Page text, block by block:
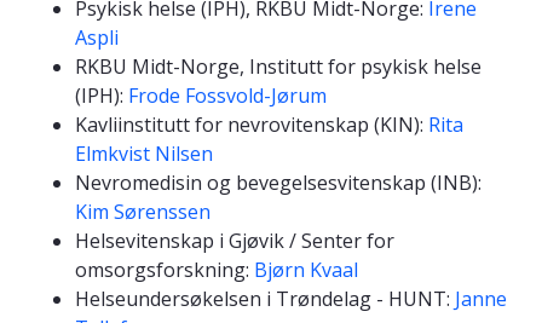
Psykisk helse (IPH), RKBU Midt-Norge: Irene
Aspli
RKBU Midt-Norge, Institutt for psykisk helse
(IPH): Frode Fossvold-Jørum
Kavliinstitutt for nevrovitenskap (KIN): Rita
Elmkvist Nilsen
Nevromedisin og bevegelsesvitenskap (INB):
Kim Sørenssen
Helsevitenskap i Gjøvik / Senter for
omsorgsforskning: Bjørn Kvaal
Helseundersøkelsen i Trøndelag - HUNT: Janne